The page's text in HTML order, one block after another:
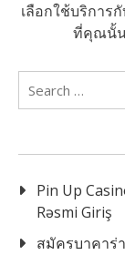
เลือกใช้บริการ
ที่คุณนั้น
Search
Pin Up
Rəsmi Giriş
สมัครบาคาร่